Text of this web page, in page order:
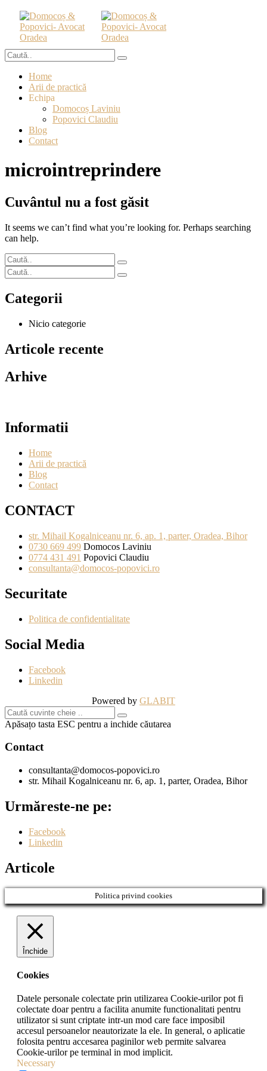
Home
Arii de practică
Echipa
Domocoș Laviniu
Popovici Claudiu
Blog
Contact
microintreprindere
Cuvântul nu a fost găsit
It seems we can’t find what you’re looking for. Perhaps searching
can help.
Categorii
Nicio categorie
Articole recente
Arhive
Informatii
Home
Arii de practică
Blog
Contact
CONTACT
str. Mihail Kogalniceanu nr. 6, ap. 1, parter, Oradea, Bihor
0730 669 499 Domocos Laviniu
0774 431 491 Popovici Claudiu
consultanta@domocos-popovici.ro
Securitate
Politica de confidentialitate
Social Media
Facebook
Linkedin
Powered by GLABIT
Apăsațo tasta ESC pentru a inchide căutarea
Contact
consultanta@domocos-popovici.ro
str. Mihail Kogalniceanu nr. 6, ap. 1, parter, Oradea, Bihor
Urmăreste-ne pe:
Facebook
Linkedin
Articole
Politica privind cookies
Închide
Cookies
Datele personale colectate prin utilizarea Cookie-urilor pot fi
colectate doar pentru a facilita anumite functionalitati pentru
utilizator si sunt criptate intr-un mod care face imposibil
accesul persoanelor neautorizate la ele. In general, o aplicatie
folosita pentru accesarea paginilor web permite salvarea
Cookie-urilor pe terminal in mod implicit.
Necessary